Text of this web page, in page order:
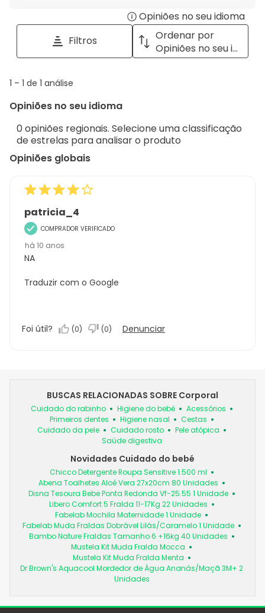
Opiniões no seu idioma
a
with
Filtros
Ordenar por
Opiniões no seu idioma
1
1
análise
1 – 1 de 1 análise
Opiniões no seu idioma
0 opiniões regionais. Selecione uma classificação
de estrelas para analisar o produto
Opiniões globais
patricia_4
COMPRADOR VERIFICADO
há 10 anos
NA
Traduzir com o Google
Foi útil? (0) (0) Denunciar
BUSCAS RELACIONADAS SOBRE Corporal
Cuidado do rabinho Higiene do bebé
Acessórios
Primeiros dentes
Higiene nasal
Cestas
Cuidado da pele
Cuidado rosto
Pele atópica
Saúde digestiva
Novidades Cuidado do bebé
Chicco Detergente Roupa Sensitive 1.500 ml
Abena Toalhetes Aloé Vera 27x20cm 80 Unidades
Disna Tesoura Bebe Ponta Redonda Vf-25.55 1 Unidade
Libero Comfort 5 Fralda 11-17Kg 22 Unidades
Fabelab Mochila Maternidade 1 Unidade
Fabelab Muda Fraldas Dobrável Lilás/Caramelo 1 Unidade
Bambo Nature Fraldas Tamanho 6 +16kg 40 Unidades
Mustela Kit Muda Fralda Mocca
Mustela Kit Muda Fralda Menta
Dr Brown's Aquacool Mordedor de Água Ananás/Maçã 3M+ 2
Unidades